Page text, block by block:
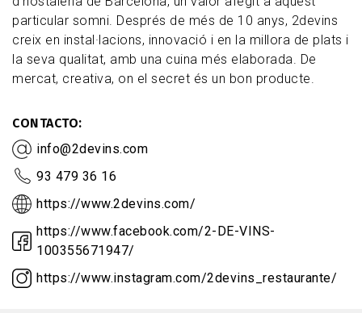
particular somni. Després de més de 10 anys, 2devins
creix en instal·lacions, innovació i en la millora de plats i
la seva qualitat, amb una cuina més elaborada. De
mercat, creativa, on el secret és un bon producte.
CONTACTO
info@2devins.com
93 479 36 16
https://www.2devins.com/
https://www.facebook.com/2-DE-VINS-
100355671947/
https://www.instagram.com/2devins_restaurante/